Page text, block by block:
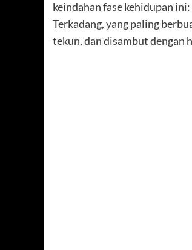
keindahan fase kehidupan
Terkadang, yang paling
tekun, dan disambut dengan